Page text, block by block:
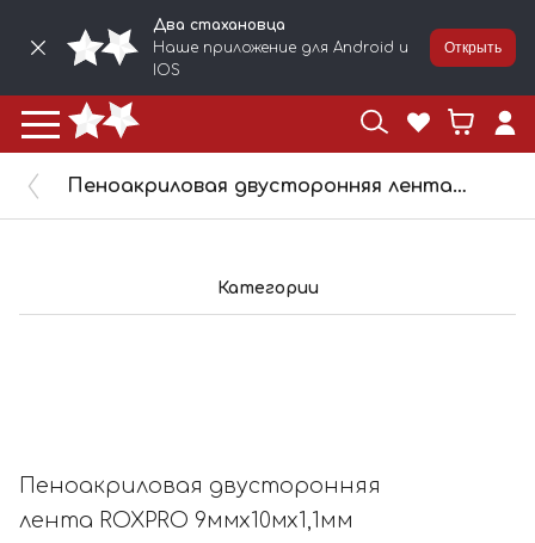
Два стахановца
Наше приложение для Android и
IOS
Открыть
Пеноакриловая двусторонняя лента ROXPRO 9ммх10мх1,1мм чёрная 512222
Категории
Пеноакриловая двусторонняя
лента ROXPRO 9ммх10мх1,1мм